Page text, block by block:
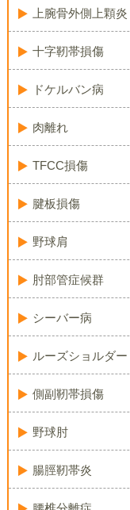
上腕骨外側上顆
十字靭帯損傷
ドケルバン病
肉離れ
TFCC損傷
腱板損傷
野球肩
肘部管症候群
シーバー病
ルーズショルダー
側副靭帯損傷
野球肘
腸脛靭帯炎